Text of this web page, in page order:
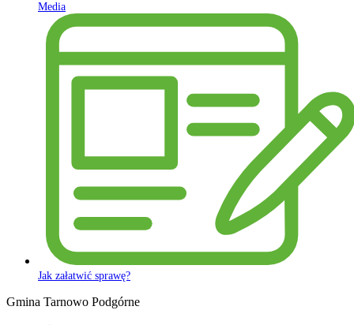
Media
Jak załatwić sprawę?
Gmina Tarnowo Podgórne